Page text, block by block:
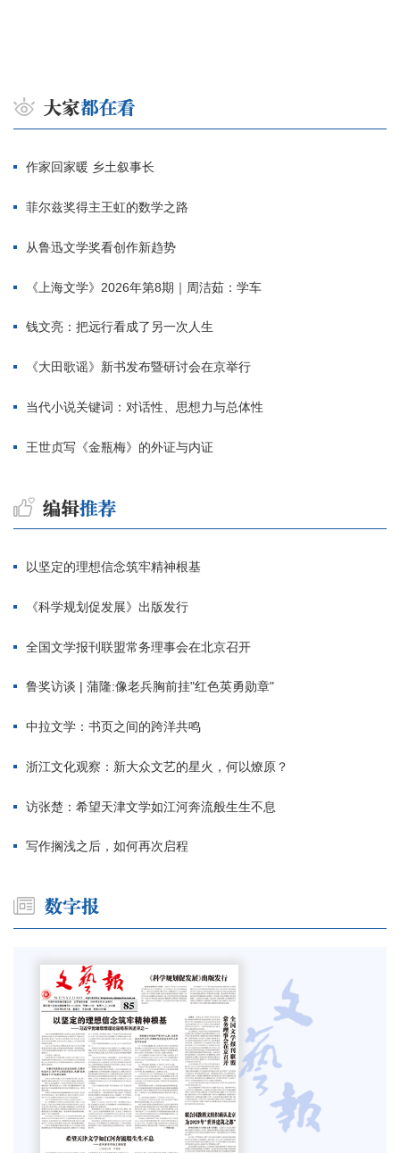
作家回家暖 乡土叙事长
菲尔兹奖得主王虹的数学之路
从鲁迅文学奖看创作新趋势
《上海文学》2026年第8期｜周洁茹：学车
钱文亮：把远行看成了另一次人生
《大田歌谣》新书发布暨研讨会在京举行
当代小说关键词：对话性、思想力与总体性
王世贞写《金瓶梅》的外证与内证
以坚定的理想信念筑牢精神根基
《科学规划促发展》出版发行
全国文学报刊联盟常务理事会在北京召开
鲁奖访谈 | 蒲隆:像老兵胸前挂"红色英勇勋章"
中拉文学：书页之间的跨洋共鸣
浙江文化观察：新大众文艺的星火，何以燎原？
访张楚：希望天津文学如江河奔流般生生不息
写作搁浅之后，如何再次启程